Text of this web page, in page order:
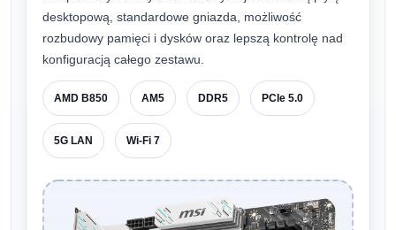
desktopową, standardowe gniazda, możliwość
rozbudowy pamięci i dysków oraz lepszą kontrolę nad
konfiguracją całego zestawu.
AMD B850 AM5 DDR5 PCIe 5.0
5G LAN Wi-Fi 7